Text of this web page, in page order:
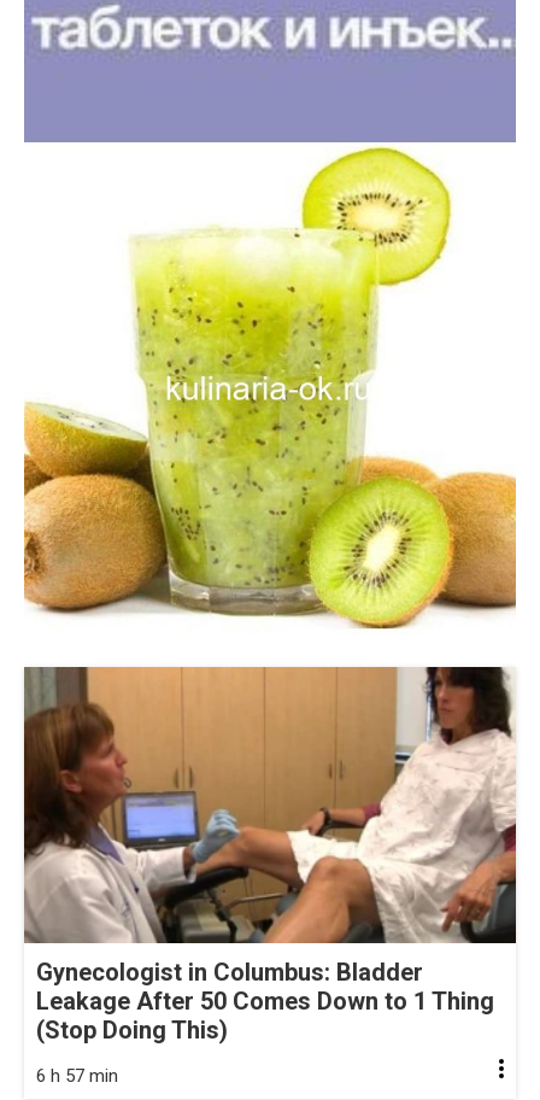
Gynecologist in Columbus: Bladder
Leakage After 50 Comes Down to 1 Thing
(Stop Doing This)
6 h 57 min